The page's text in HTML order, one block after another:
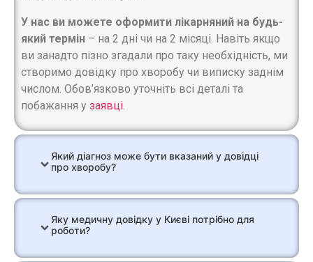
Який діагноз може бути вказаний у довідці
про хворобу?
Яку медичну довідку у Києві потрібно для
роботи?
У нас ви можете оформити лікарняний на будь-
який термін – на 2 дні чи на 2 місяці. Навіть якщо
ви занадто пізно згадали про таку необхідність, ми
створимо довідку про хворобу чи виписку заднім
числом. Обов’язково уточніть всі деталі та
побажання у заявці